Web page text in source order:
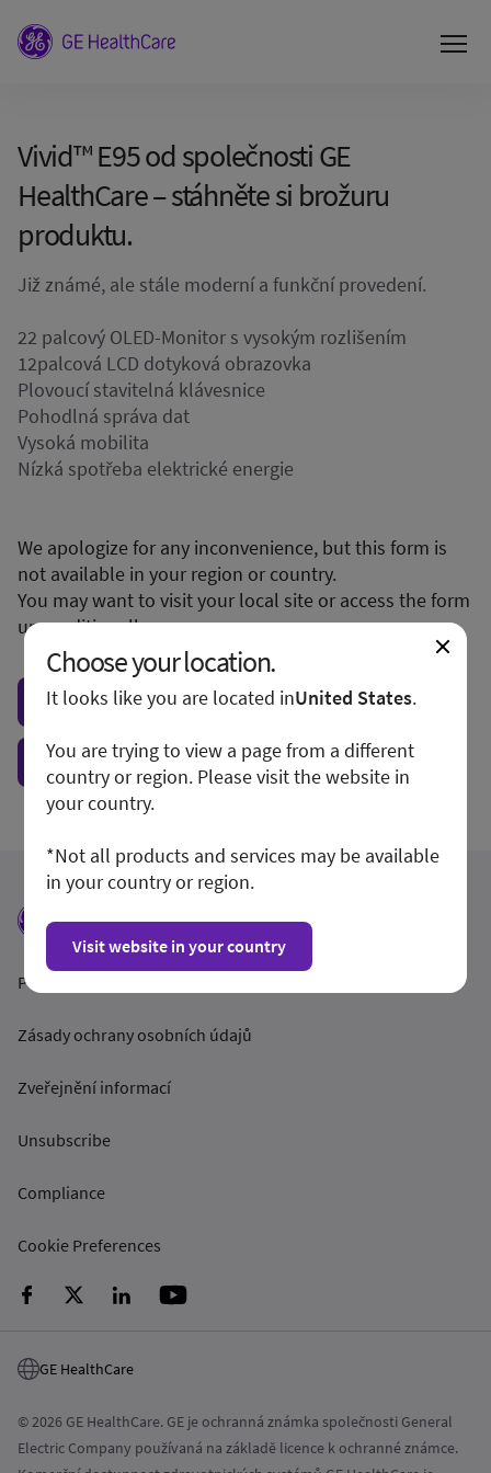
Vivid™ E95 od společnosti GE
HealthCare – stáhněte si brožuru
produktu.
Již známé, ale stále moderní a funkční provedení.
22 palcový OLED-Monitor s vysokým rozlišením
12palcová LCD dotyková obrazovka
Plovoucí stavitelná klávesnice
Pohodlná správa dat
Vysoká mobilita
Nízká spotřeba elektrické energie
We apologize for any inconvenience, but this form is
not available in your region or country.
You may want to visit your local site or access the form
unconditionally.
Visit local site
Show form unconditionally
Podmínky a pravidla
Zásady ochrany osobních údajů
Zveřejnění informací
Unsubscribe
Compliance
Cookie Preferences
GE HealthCare
© 2026 GE HealthCare. GE je ochranná známka společnosti General
Electric Company používaná na základě licence k ochranné známce.
Choose your location.
It looks like you are located inUnited States.
You are trying to view a page from a different
country or region. Please visit the website in
your country.
*Not all products and services may be available
in your country or region.
Visit website in your country